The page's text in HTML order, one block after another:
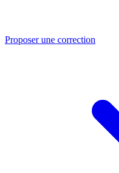
Proposer une correction